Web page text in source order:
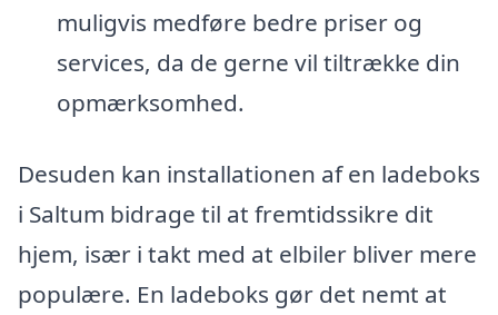
muligvis medføre bedre priser og
services, da de gerne vil tiltrække din
opmærksomhed.
Desuden kan installationen af en ladeboks
i Saltum bidrage til at fremtidssikre dit
hjem, især i takt med at elbiler bliver mere
populære. En ladeboks gør det nemt at